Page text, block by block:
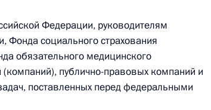
№ 256-ФЗ
заседателях федеральных судов общей
Федерации, руководителям
Фонда социального страхования
обязательного медицинского
(компаний), публично-правовых компаний и
поставленных перед федеральными